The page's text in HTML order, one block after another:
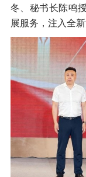
冬、秘书长陈鸣
展服务，注入全新